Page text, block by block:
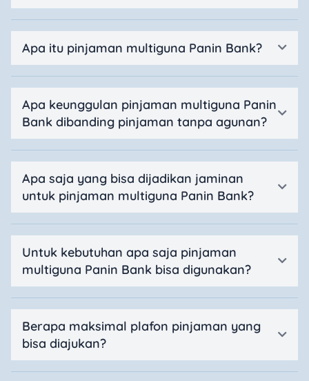
Apa itu pinjaman multiguna Panin Bank?
Apa keunggulan pinjaman multiguna Panin
Bank dibanding pinjaman tanpa agunan?
Apa saja yang bisa dijadikan jaminan
untuk pinjaman multiguna Panin Bank?
Untuk kebutuhan apa saja pinjaman
multiguna Panin Bank bisa digunakan?
Berapa maksimal plafon pinjaman yang
bisa diajukan?